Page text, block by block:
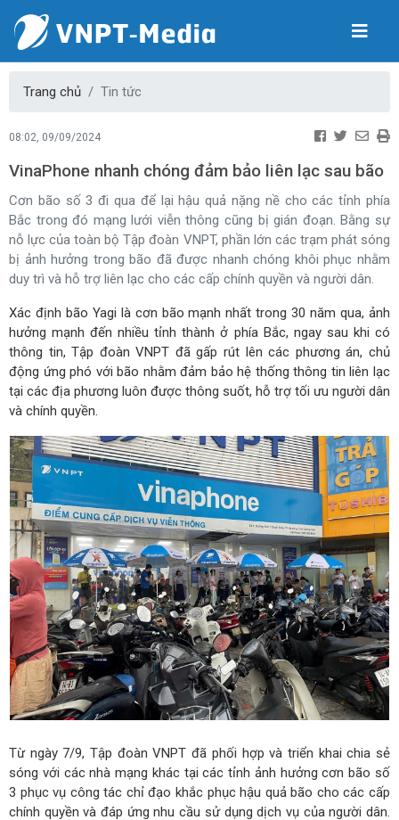
Trang chủ Tin tức
08:02, 09/09/2024
VinaPhone nhanh chóng đảm bảo liên lạc sau bão
Cơn bão số 3 đi qua để lại hậu quả nặng nề cho các tỉnh phía
Bắc trong đó mạng lưới viễn thông cũng bị gián đoạn. Bằng sự
nỗ lực của toàn bộ Tập đoàn VNPT, phần lớn các trạm phát sóng
bị ảnh hưởng trong bão đã được nhanh chóng khôi phục nhằm
duy trì và hỗ trợ liên lạc cho các cấp chính quyền và người dân.
Xác định bão Yagi là cơn bão mạnh nhất trong 30 năm qua, ảnh
hưởng mạnh đến nhiều tỉnh thành ở phía Bắc, ngay sau khi có
thông tin, Tập đoàn VNPT đã gấp rút lên các phương án, chủ
động ứng phó với bão nhằm đảm bảo hệ thống thông tin liên lạc
tại các địa phương luôn được thông suốt, hỗ trợ tối ưu người dân
và chính quyền.
Từ ngày 7/9, Tập đoàn VNPT đã phối hợp và triển khai chia sẻ
sóng với các nhà mạng khác tại các tỉnh ảnh hưởng cơn bão số
3 phục vụ công tác chỉ đạo khắc phục hậu quả bão cho các cấp
chính quyền và đáp ứng nhu cầu sử dụng dịch vụ của người dân.